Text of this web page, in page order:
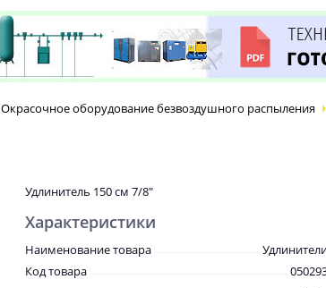
Окрасочное оборудование безвоздушного распыления
Удлинитель 150 см 7/8"
Характеристики
Наименование товара
Код товара